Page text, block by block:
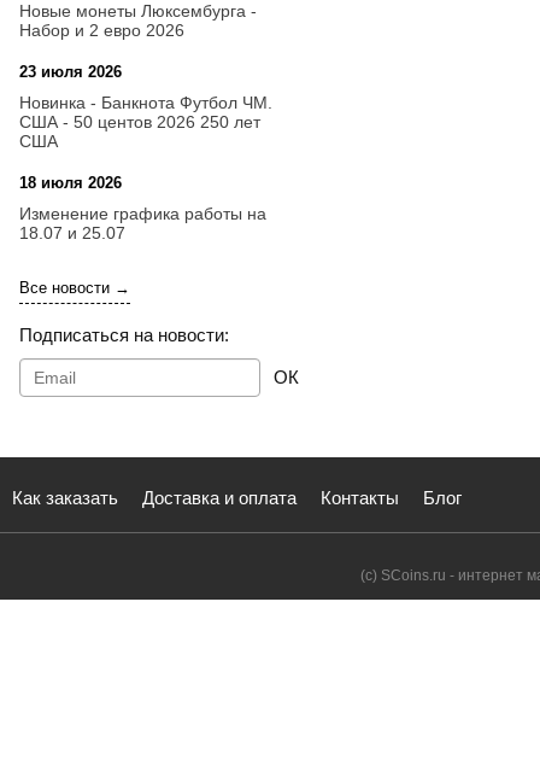
Новые монеты Люксембурга -
Набор и 2 евро 2026
23 июля 2026
Новинка - Банкнота Футбол ЧМ.
США - 50 центов 2026 250 лет
США
18 июля 2026
Изменение графика работы на
18.07 и 25.07
Все новости →
Подписаться на новости:
ОК
Как заказать Доставка и оплата Контакты Блог
(с) SCoins.ru - интернет